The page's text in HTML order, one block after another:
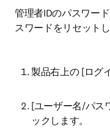
管理者IDのパスワー
スワードをリセット
製品右上の [ログ
[ユーザー名/パス
ックします。